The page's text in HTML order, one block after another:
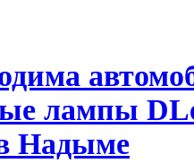
лампы
Надыме